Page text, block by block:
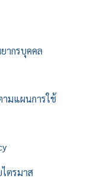
ากรบุคคล
ามแผนการใช้
ตรมาส